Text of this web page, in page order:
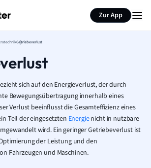
Zur App
Getriebeverlust
sich auf den Energieverlust, der durch
Bewegungsübertragung innerhalb eines
Verlust beeinflusst die Gesamteffizienz eines
Teil der eingesetzten Energienicht in nutzbare
wird. Ein geringer Getriebeverlust ist
der Leistung und den
Fahrzeugen und Maschinen.